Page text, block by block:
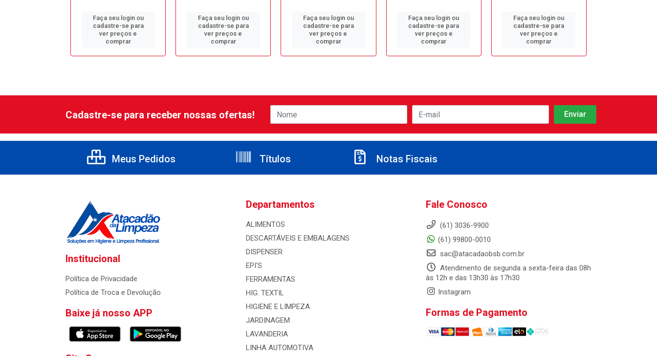
Faça seu login ou
cadastre-se para
ver preços e
comprar
Faça seu login ou
cadastre-se para
ver preços e
comprar
Faça seu login ou
cadastre-se para
ver preços e
comprar
Faça seu login ou
cadastre-se para
ver preços e
comprar
Faça seu login ou
cadastre-se para
ver preços e
comprar
Cadastre-se para receber nossas ofertas!
Meus Pedidos Títulos Notas Fiscais
Institucional
Política de Privacidade
Política de Troca e Devolução
Baixe já nosso APP
Departamentos
ALIMENTOS
DESCARTÁVEIS E EMBALAGENS
DISPENSER
EPI'S
FERRAMENTAS
HIG. TEXTIL
HIGIENE E LIMPEZA
JARDINAGEM
LAVANDERIA
LINHA AUTOMOTIVA
Fale Conosco
(61) 3036-9900
(61) 99800-0010
sac@atacadaobsb.com.br
Atendimento de segunda a sexta-feira das 08h
às 12h e das 13h30 às 17h30
Instagram
Formas de Pagamento